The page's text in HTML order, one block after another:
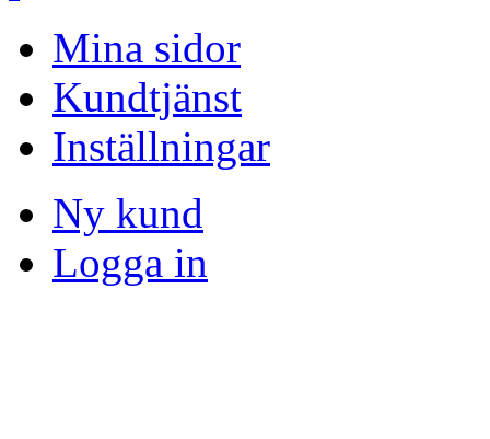
Mina sidor
Kundtjänst
Inställningar
Ny kund
Logga in